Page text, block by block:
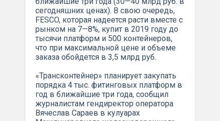
сегодняшних ценах). В свою очередь,
FESCO, которая надеется расти вместе с
рынком на 7—8%, купит в 2019 году до
тысячи платформ и 500 контейнеров,
что при максимальной цене и объеме
заказа обойдется в 3,5 млрд руб.
«Трансконтейнер» планирует закупать
порядка 4 тыс. фитинговых платформ в
год в ближайшие три года, сообщил
журналистам гендиректор оператора
Вячеслав Сараев в кулуарах